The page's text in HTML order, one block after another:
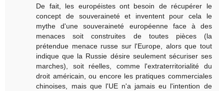
De fait, les européistes ont besoin de récupérer le
concept de souveraineté et inventent pour cela le
mythe d'une souveraineté européenne face à des
menaces soit construites de toutes pièces (la
prétendue menace russe sur l'Europe, alors que tout
indique que la Russie désire seulement sécuriser ses
marches), soit réelles, comme l'extraterritorialité du
droit américain, ou encore les pratiques commerciales
chinoises, mais que l'UE n'a jamais eu l'intention de